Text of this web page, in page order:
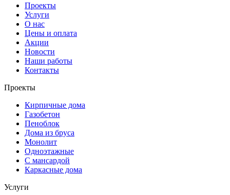
Проекты
Услуги
О нас
Цены и оплата
Акции
Новости
Наши работы
Контакты
Проекты
Кирпичные дома
Газобетон
Пеноблок
Дома из бруса
Монолит
Одноэтажные
С мансардой
Каркасные дома
Услуги